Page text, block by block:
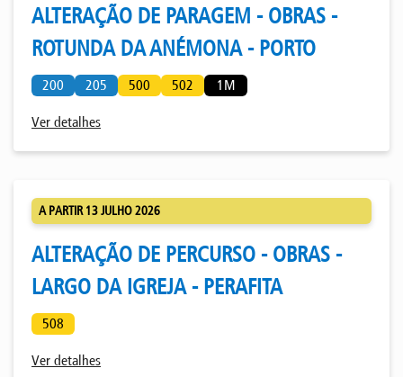
ALTERAÇÃO DE PARAGEM - OBRAS -
ROTUNDA DA ANÉMONA - PORTO
200 205 500 502 1M
Ver detalhes
A PARTIR 13 JULHO 2026
ALTERAÇÃO DE PERCURSO - OBRAS -
LARGO DA IGREJA - PERAFITA
508
Ver detalhes